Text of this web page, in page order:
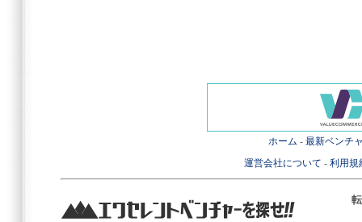
ホーム - 最新ベンチ
運営会社について - 利用規